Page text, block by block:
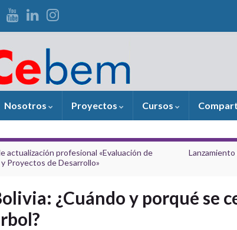
Nosotros Proyectos Cursos
actualización profesional «Evaluación de
Proyectos de Desarrollo»
¿Cuándo y porqué se